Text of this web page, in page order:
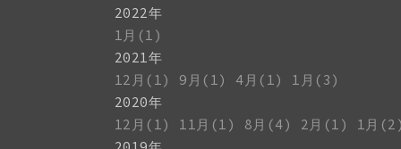
2022年
1月(1)
2021年
12月(1)
9月(1) 4月(1)
1月(3)
2020年
12月(1)
11月(1) 8月(4) 2月(1)
1月(2)